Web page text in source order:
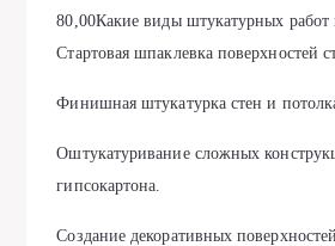
80,00Какие виды штукатурных
Стартовая шпаклевка поверхностей
Финишная штукатурка стен и
Оштукатуривание сложных
гипсокартона.
Создание декоративных